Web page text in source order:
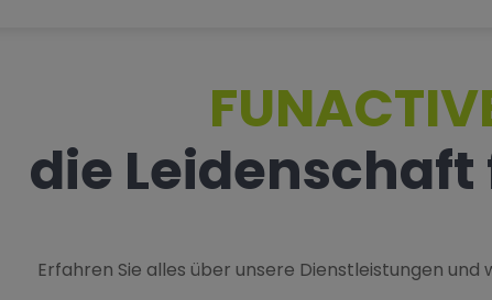
die
Erfahren Sie alles über unsere Dienstleistungen und